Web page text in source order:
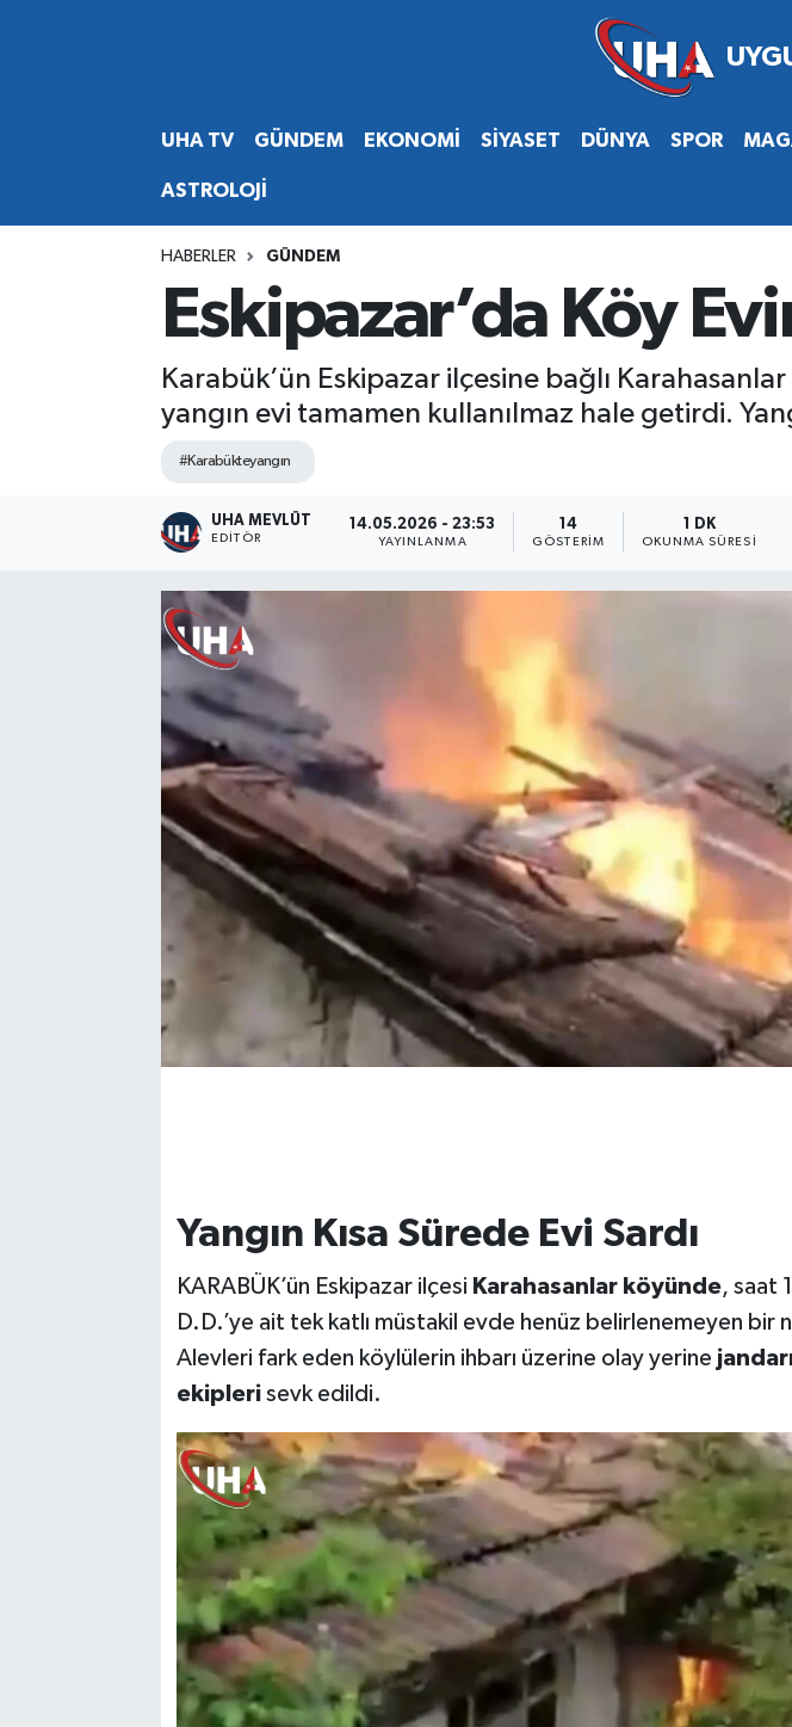
UHA TV GÜNDEM EKONOMİ SİYASET DÜNYA SPOR
ASTROLOJİ
HABERLER GÜNDEM
Eskipazar’da Köy
Karabük’ün Eskipazar ilçesine bağlı
yangın evi tamamen kullanılmaz hale getirdi.
#Karabükteyangın
UHA MEVLÜT
EDITÖR
14.05.2026 - 23:53
YAYINLANMA
14
GÖSTERIM
1 DK
OKUNMA SÜRESI
Yangın Kısa Sürede Evi Sardı
KARABÜK’ün Eskipazar ilçesi Karahasanlar köyünde, saat
D.D.’ye ait tek katlı müstakil evde henüz belirlenemeyen bir
Alevleri fark eden köylülerin ihbarı üzerine olay yerine
ekiplerisevk edildi.
Hava Durumu
Süper Lig Puan Durumu ve Fikstür
Tüm Manşetler
Son Dakika Haberleri
Haber Arşivi